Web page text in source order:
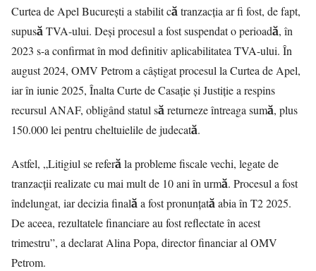
Curtea de Apel București a stabilit că tranzacția ar fi fost, de fapt,
supusă TVA-ului. Deși procesul a fost suspendat o perioadă, în
2023 s-a confirmat în mod definitiv aplicabilitatea TVA-ului. În
august 2024, OMV Petrom a câștigat procesul la Curtea de Apel,
iar în iunie 2025, Înalta Curte de Casație și Justiție a respins
recursul ANAF, obligând statul să returneze întreaga sumă, plus
150.000 lei pentru cheltuielile de judecată.
Astfel, „Litigiul se referă la probleme fiscale vechi, legate de
tranzacții realizate cu mai mult de 10 ani în urmă. Procesul a fost
îndelungat, iar decizia finală a fost pronunțată abia în T2 2025.
De aceea, rezultatele financiare au fost reflectate în acest
trimestru”, a declarat Alina Popa, director financiar al OMV
Petrom.